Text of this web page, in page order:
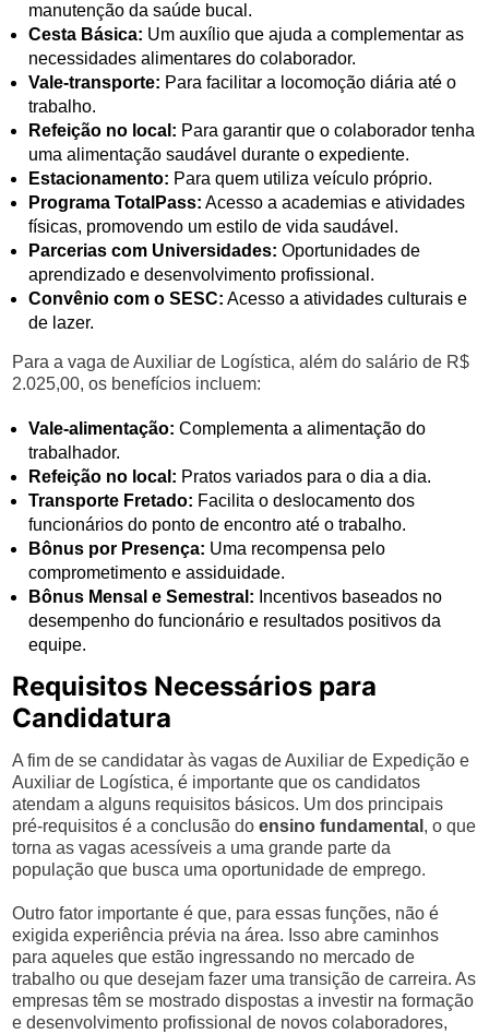
manutenção da saúde bucal.
Cesta Básica: Um auxílio que ajuda a complementar as
necessidades alimentares do colaborador.
Vale-transporte: Para facilitar a locomoção diária até o
trabalho.
Refeição no local: Para garantir que o colaborador tenha
uma alimentação saudável durante o expediente.
Estacionamento: Para quem utiliza veículo próprio.
Programa TotalPass: Acesso a academias e atividades
físicas, promovendo um estilo de vida saudável.
Parcerias com Universidades: Oportunidades de
aprendizado e desenvolvimento profissional.
Convênio com o SESC: Acesso a atividades culturais e
de lazer.
Para a vaga de Auxiliar de Logística, além do salário de R$
2.025,00, os benefícios incluem:
Vale-alimentação: Complementa a alimentação do
trabalhador.
Refeição no local: Pratos variados para o dia a dia.
Transporte Fretado: Facilita o deslocamento dos
funcionários do ponto de encontro até o trabalho.
Bônus por Presença: Uma recompensa pelo
comprometimento e assiduidade.
Bônus Mensal e Semestral: Incentivos baseados no
desempenho do funcionário e resultados positivos da
equipe.
Requisitos Necessários para
Candidatura
A fim de se candidatar às vagas de Auxiliar de Expedição e
Auxiliar de Logística, é importante que os candidatos
atendam a alguns requisitos básicos. Um dos principais
pré-requisitos é a conclusão doensino fundamental , o que
torna as vagas acessíveis a uma grande parte da
população que busca uma oportunidade de emprego.
Outro fator importante é que, para essas funções, não é
exigida experiência prévia na área. Isso abre caminhos
para aqueles que estão ingressando no mercado de
trabalho ou que desejam fazer uma transição de carreira. As
empresas têm se mostrado dispostas a investir na formação
e desenvolvimento profissional de novos colaboradores,